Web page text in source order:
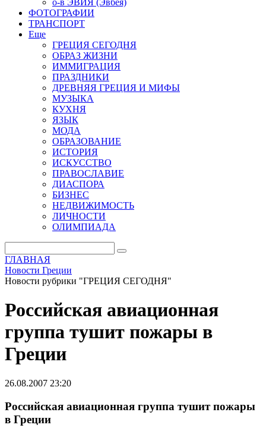
о-в ЭВИЯ (Эвбея)
ФОТОГРАФИИ
ТРАНСПОРТ
Еще
ГРЕЦИЯ СЕГОДНЯ
ОБРАЗ ЖИЗНИ
ИММИГРАЦИЯ
ПРАЗДНИКИ
ДРЕВНЯЯ ГРЕЦИЯ И МИФЫ
МУЗЫКА
КУХНЯ
ЯЗЫК
МОДА
ОБРАЗОВАНИЕ
ИСТОРИЯ
ИСКУССТВО
ПРАВОСЛАВИЕ
ДИАСПОРА
БИЗНЕС
НЕДВИЖИМОСТЬ
ЛИЧНОСТИ
ОЛИМПИАДА
ГЛАВНАЯ
Новости Греции
Новости рубрики "ГРЕЦИЯ СЕГОДНЯ"
Российская авиационная
группа тушит пожары в
Греции
26.08.2007 23:20
Российская авиационная группа тушит пожары
в Греции